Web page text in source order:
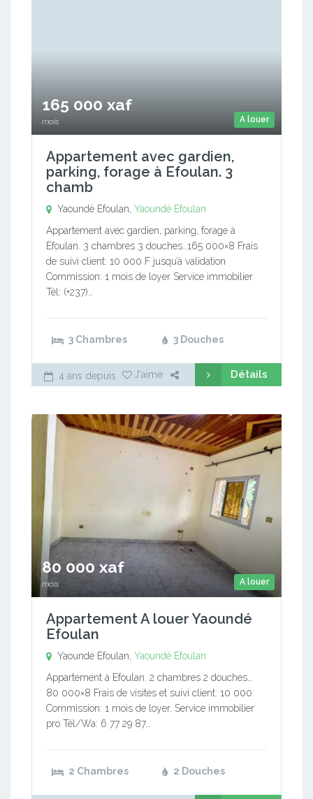
A louer
165 000 xaf
mois
Appartement avec gardien,
parking, forage à Efoulan. 3
chamb
Yaoundé Efoulan, Yaoundé Efoulan
Appartement avec gardien, parking, forage à
Efoulan. 3 chambres 3 douches…165 000×8 Frais
de suivi client: 10 000 F jusqu’à validation
Commission: 1 mois de loyer Service immobilier
Tél: (+237)…
3 Chambres 3 Douches
4 ans depuis J'aime Détails
A louer
80 000 xaf
mois
Appartement A louer Yaoundé
Efoulan
Yaoundé Efoulan, Yaoundé Efoulan
Appartement à Efoulan. 2 chambres 2 douches…
80 000×8 Frais de visites et suivi client: 10 000.
Commission: 1 mois de loyer. Service immobilier
pro Tél/Wa: 6 77 29 87…
2 Chambres 2 Douches